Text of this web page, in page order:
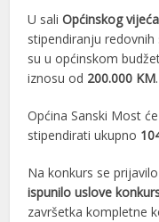
U saliOpćinskog vijeća
stipendiranju
su u općinskom
iznosu od 200.000 KM.
Općina Sanski Most
stipendirati ukupno
Na konkurs se prijavilo
ispunilo uslove
završetka kompletne